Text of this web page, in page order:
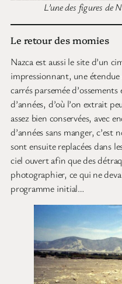
L’une des figures de
Le retour des momies
Nazca est aussi le site d’un
impressionnant, une
carrés parsemée
d’années, d’où l’on extrait
assez bien conservées, avec
d’années sans manger,
sont ensuite replacées dans
ciel ouvert afin que des
photographier, ce qui ne
programme initial…